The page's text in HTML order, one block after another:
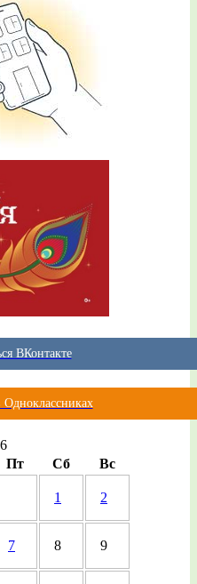
ВКонтакте
Одноклассниках
Пт Сб Вс
1 2
7 8 9